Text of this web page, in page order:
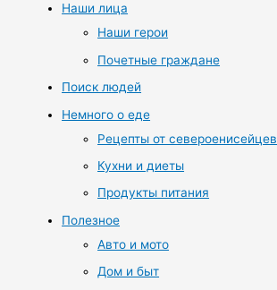
Наши лица
Наши герои
Почетные граждане
Поиск людей
Немного о еде
Рецепты от североенисейцев
Кухни и диеты
Продукты питания
Полезное
Авто и мото
Дом и быт